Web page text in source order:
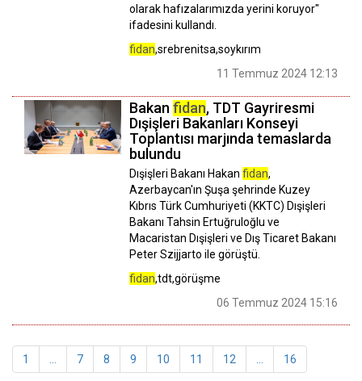
olarak hafızalarımızda yerini koruyor"
ifadesini kullandı.
fidan,srebrenitsa,soykırım
11 Temmuz 2024 12:13
Bakan fidan, TDT Gayriresmi
Dışişleri Bakanları Konseyi
Toplantısı marjında temaslarda
bulundu
Dışişleri Bakanı Hakan fidan,
Azerbaycan'ın Şuşa şehrinde Kuzey
Kıbrıs Türk Cumhuriyeti (KKTC) Dışişleri
Bakanı Tahsin Ertuğruloğlu ve
Macaristan Dışişleri ve Dış Ticaret Bakanı
Peter Szijjarto ile görüştü.
fidan,tdt,görüşme
06 Temmuz 2024 15:16
1 7 8 9 10 11 12 16